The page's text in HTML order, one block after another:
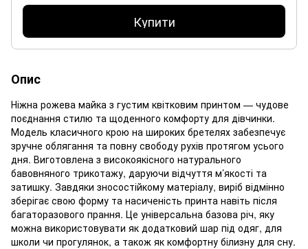
Купити
Опис
Ніжна рожева майка з густим квітковим принтом — чудове
поєднання стилю та щоденного комфорту для дівчинки.
Модель класичного крою на широких бретелях забезпечує
зручне облягання та повну свободу рухів протягом усього
дня. Виготовлена з високоякісного натурального
бавовняного трикотажу, даруючи відчуття м’якості та
затишку. Завдяки зносостійкому матеріалу, виріб відмінно
зберігає свою форму та насиченість принта навіть після
багаторазового прання. Це універсальна базова річ, яку
можна використовувати як додатковий шар під одяг, для
школи чи прогулянок, а також як комфортну білизну для сну.